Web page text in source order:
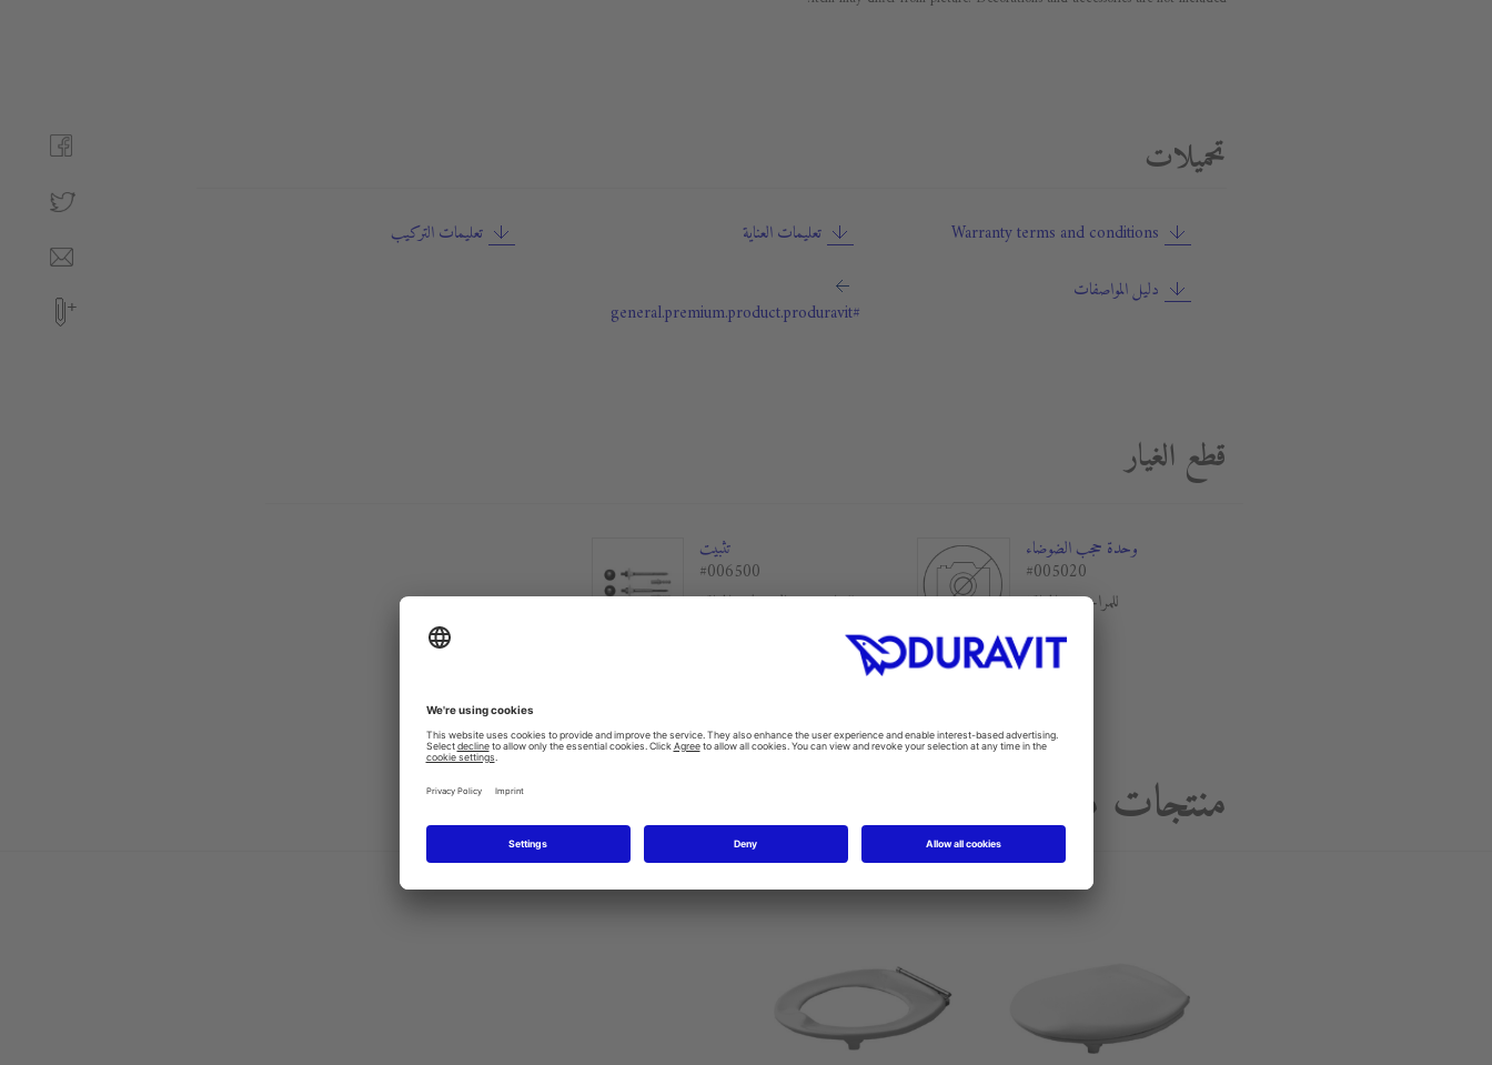
تحميلات
Warranty terms and conditions تعليمات العناية
تعليمات التركيب
دليل المواصفات
#general.premium.product.produravit
قطع الغيار
وحدة حجب الضوضاء
#005020
للمراحيض المعلقة
تثبيت
#006500
للمراحيض والبيديهات المعلقة
منتجات مناسبة